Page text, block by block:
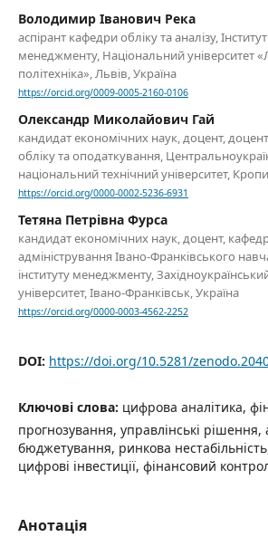
Володимир Іванович Река
аспірант кафедри обліку та аналізу,
менеджменту, Національний університет
політехніка», Львів, Україна
https://orcid.org/0009-0005-2160-0106
Олександр Миколайович Гай
кандидат економічних наук, доцент,
обліку та оподаткування,
національний технічний університет,
https://orcid.org/0000-0002-5236-6931
Тетяна Петрівна Фурса
кандидат економічних наук, доцент,
адміністрування Івано-Франківського
інституту менеджменту,
університет, Івано-Франківськ, Україна
https://orcid.org/0000-0003-4562-2252
DOI: https://doi.org/10.5281/
Ключові слова: цифрова аналітика,
прогнозування, управлінські
бюджетування, ринкова
цифрові інвестиції, фінансовий
Анотація